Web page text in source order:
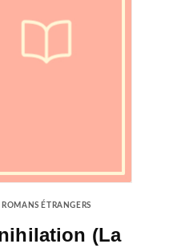
ROMANS ÉTRANGERS
(La